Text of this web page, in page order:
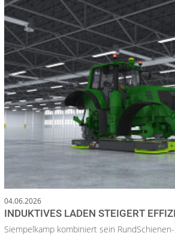
04.06.2026
INDUKTIVES LADEN STEIGERT
Siempelkamp kombiniert sein